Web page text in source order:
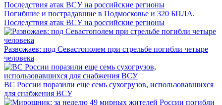
Погибшие и пострадавшие в Подмосковье и 320 БПЛА.
Последствия атак ВСУ на российские регионы
Развожаев: под Севастополем при стрельбе погибли четыре
человека
ВС России поразили еще семь сухогрузов, использовавшихся
для снабжения ВСУ